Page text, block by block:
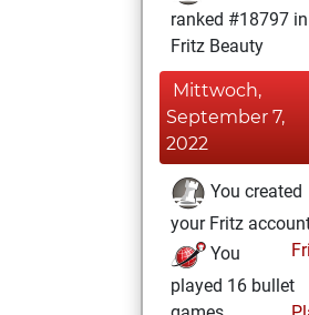
ranked #18797 in
Fritz Beauty
Mittwoch,
September 7,
2022
You created
your Fritz
You
played 16 bullet